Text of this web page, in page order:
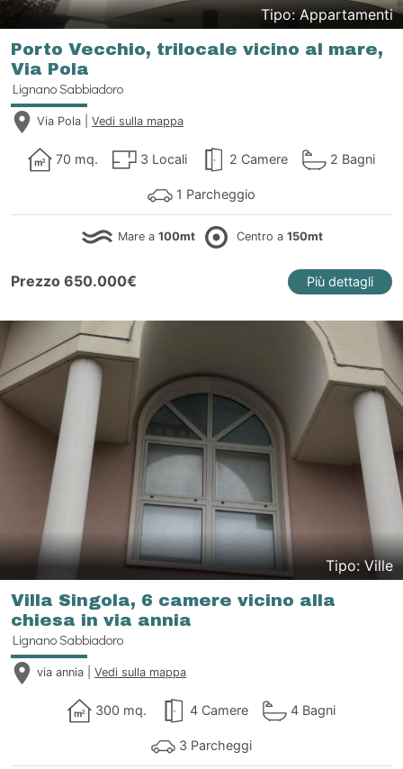
Tipo: Appartamenti
Porto Vecchio, trilocale vicino al mare,
Via Pola
Lignano Sabbiadoro
Via Pola | Vedi sulla mappa
70 mq. 3 Locali 2 Camere 2 Bagni
1 Parcheggio
Mare a100mt Centro a 150mt
Prezzo 650.000€ Più dettagli
Tipo: Ville
Villa Singola, 6 camere vicino alla
chiesa in via annia
Lignano Sabbiadoro
via annia | Vedi sulla mappa
300 mq. 4 Camere 4 Bagni
3 Parcheggi